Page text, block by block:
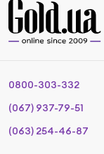
0800-303-332
(067) 937-79-51
(063) 254-46-87